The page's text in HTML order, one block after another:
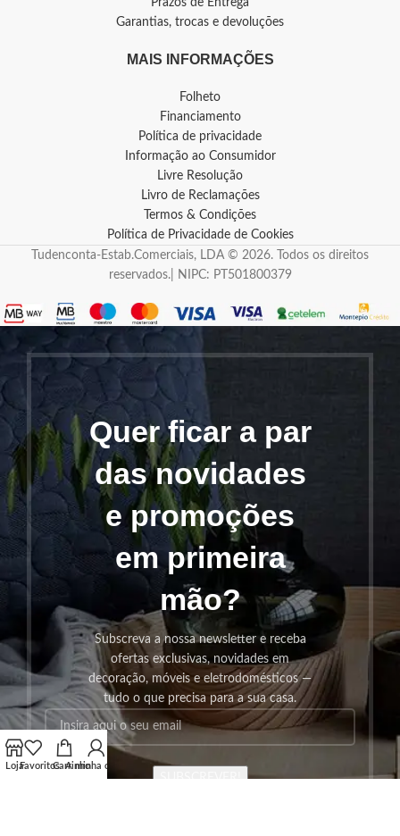
Prazos de Entrega
Garantias, trocas e devoluções
MAIS INFORMAÇÕES
Folheto
Financiamento
Política de privacidade
Informação ao Consumidor
Livre Resolução
Livro de Reclamações
Termos & Condições
Política de Privacidade de Cookies
Tudenconta-Estab.Comerciais, LDA © 2026. Todos os direitos
reservados.| NIPC: PT501800379
Quer ficar a par
das novidades
e promoções
em primeira
mão?
Subscreva a nossa newsletter e receba
ofertas exclusivas, novidades em
decoração, móveis e eletrodomésticos —
tudo o que precisa para a sua casa.
LojaFavoritosCarrinho
A minha conta